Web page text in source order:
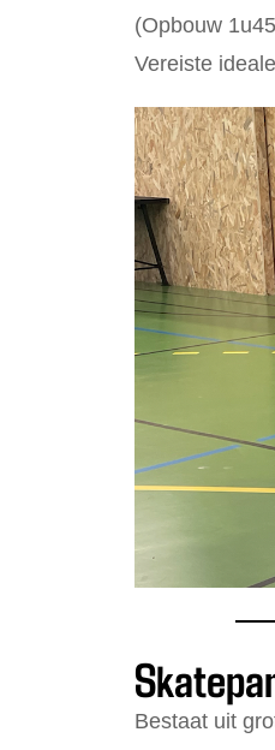
(Opbouw
Vereiste
Bestaat uit